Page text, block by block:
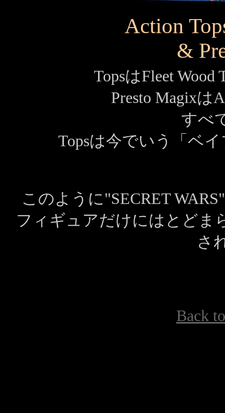
Action
&
TopsはFleet Wood
Presto Magixは
すべ
Topsは今でいう「ベ
このように"SECRET
フィギュアだけにはとどま
さ
Back